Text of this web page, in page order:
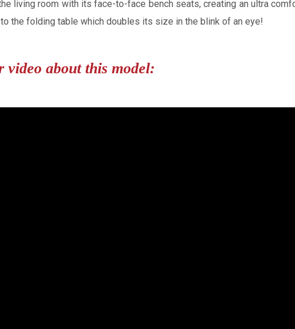
living room with its face-to-face bench seats, creating an ultra
the folding table which doubles its size in the blink of an eye!
video about this model: